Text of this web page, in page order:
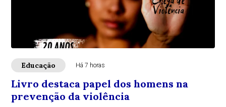
Educação Há 7 horas
Livro destaca papel dos homens na
prevenção da violência